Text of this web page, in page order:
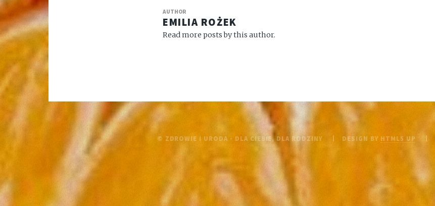
AUTHOR
EMILIA ROŻEK
Read more posts by this author.
© ZDROWIE I URODA - DLA CIEBIE, DLA RODZINY DESIGN BY HTML5 UP